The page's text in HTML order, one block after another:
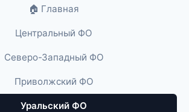
🏠 Главная
Центральный ФО
Северо-Западный ФО
Приволжский ФО
Уральский ФО